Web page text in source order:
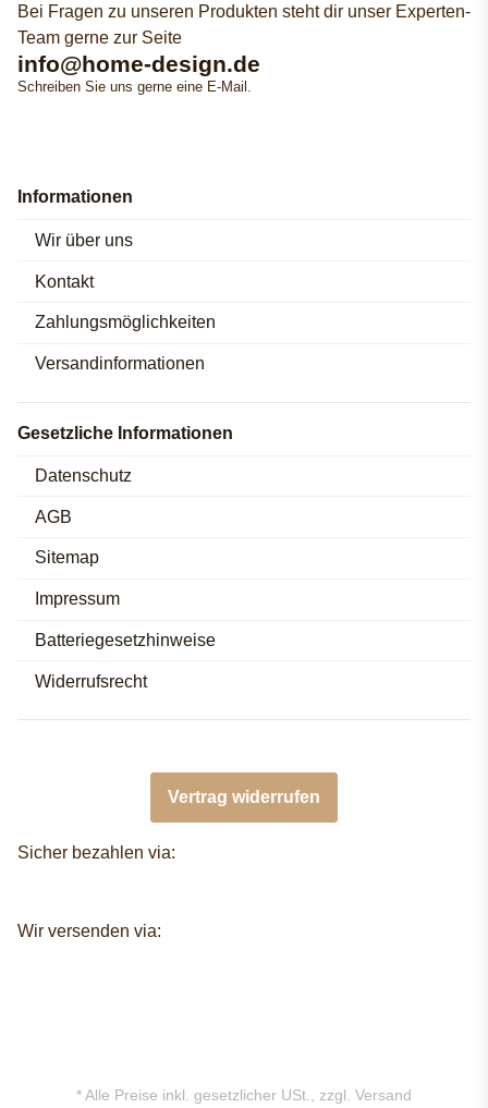
Bei Fragen zu unseren Produkten steht dir unser Experten-
Team gerne zur Seite
info@home-design.de
Schreiben Sie uns gerne eine E-Mail.
Informationen
Wir über uns
Kontakt
Zahlungsmöglichkeiten
Versandinformationen
Gesetzliche Informationen
Datenschutz
AGB
Sitemap
Impressum
Batteriegesetzhinweise
Widerrufsrecht
Vertrag widerrufen
Sicher bezahlen via:
Wir versenden via:
* Alle Preise inkl. gesetzlicher USt., zzgl. Versand